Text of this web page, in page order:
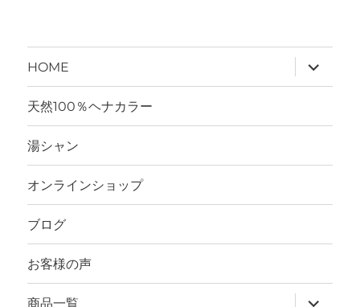
HOME
ブ
メ
ー
開
天然100％ヘナカラー
湯シャン
オンラインショップ
ブログ
お客様の声
商品一覧